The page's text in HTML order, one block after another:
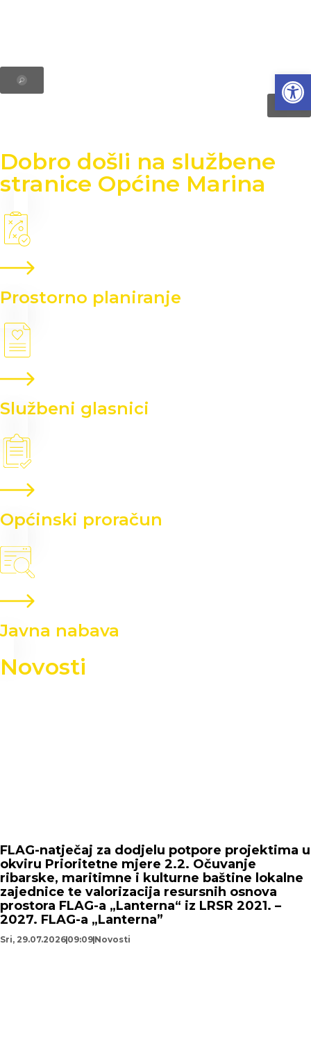
Dobro došli na službene
stranice Općine Marina
Prostorno planiranje
Službeni glasnici
Općinski proračun
Javna nabava
Novosti
FLAG-natječaj za dodjelu potpore projektima u
okviru Prioritetne mjere 2.2. Očuvanje
ribarske, maritimne i kulturne baštine lokalne
zajednice te valorizacija resursnih osnova
prostora FLAG-a „Lanterna“ iz LRSR 2021. –
2027. FLAG-a „Lanterna”
Sri, 29.07.2026 09:09 Novosti